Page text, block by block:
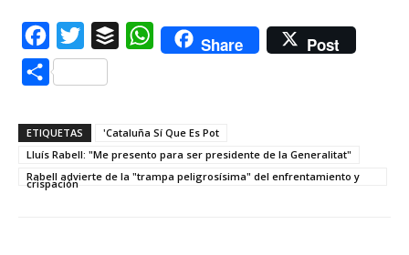
Facebook
Twitter Buffer WhatsAppShare Post
Compartir
ETIQUETAS
'Cataluña Sí Que Es Pot
Lluís Rabell: "Me presento para ser presidente de la Generalitat"
Rabell advierte de la "trampa peligrosísima" del enfrentamiento y
crispación